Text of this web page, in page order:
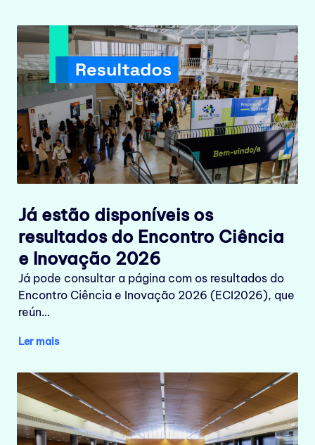
Já estão disponíveis os
resultados do Encontro Ciência
e Inovação 2026
Já pode consultar a página com os resultados do
Encontro Ciência e Inovação 2026 (ECI2026), que
reún…
Ler mais